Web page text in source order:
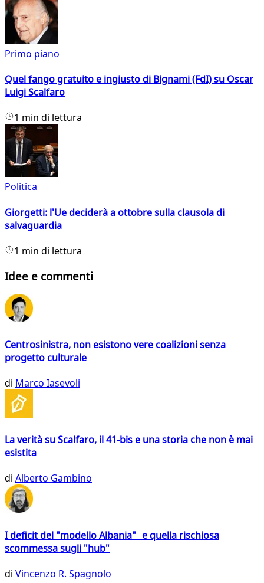
Primo piano
Quel fango gratuito e ingiusto di Bignami (FdI) su Oscar
Luigi Scalfaro
1 min di lettura
Politica
Giorgetti: l'Ue deciderà a ottobre sulla clausola di
salvaguardia
1 min di lettura
Idee e commenti
Centrosinistra, non esistono vere coalizioni senza
progetto culturale
di Marco Iasevoli
La verità su Scalfaro, il 41-bis e una storia che non è mai
esistita
di Alberto Gambino
I deficit del "modello Albania" e quella rischiosa
scommessa sugli "hub"
di Vincenzo R. Spagnolo